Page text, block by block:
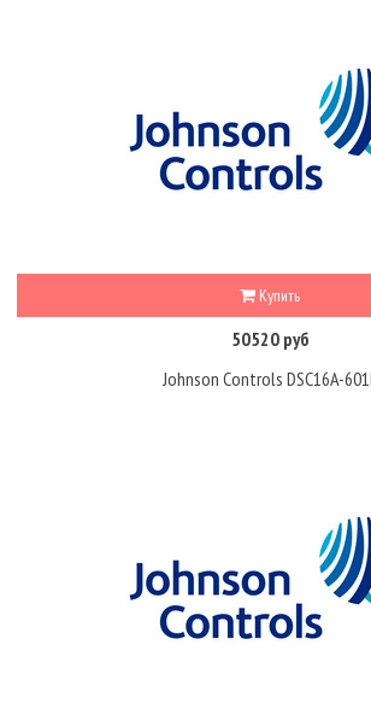
Купить
50520 руб
Johnson Controls DSC16A-